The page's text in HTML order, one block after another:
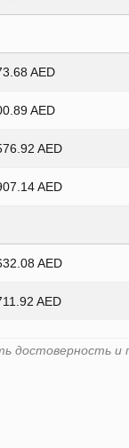
AED
AED
AED
AED
AED
AED
достоверность и